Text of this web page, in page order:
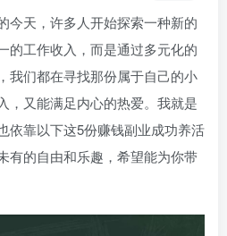
今天，许多人开始探索一种新的
工作收入，而是通过多元化的
我们都在寻找那份属于自己的小
，又能满足内心的热爱。我就是
依靠以下这5份赚钱副业成功养活
有的自由和乐趣，希望能为你带